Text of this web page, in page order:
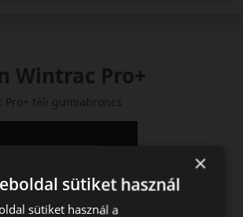
Wintrac Pro+
Pro+ téli gumiabroncs
×
sütiket használ
sütiket használ a